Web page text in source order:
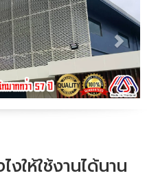
ให้ใช้งานได้นาน